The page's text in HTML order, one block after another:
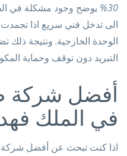
30%
يوضح وجود مشكلة في
الى تدخل فني سريع اذا
الوحدة الخارجية. ونتيجة ذلك
التبريد دون توقف وحماية
أفضل شركة
في الملك فهد
اذا كنت تبحث عن أفضل شركة